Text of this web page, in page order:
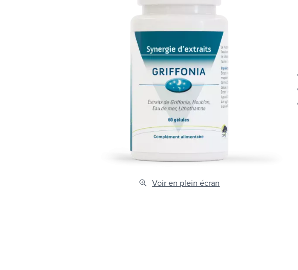
Voir en plein écran